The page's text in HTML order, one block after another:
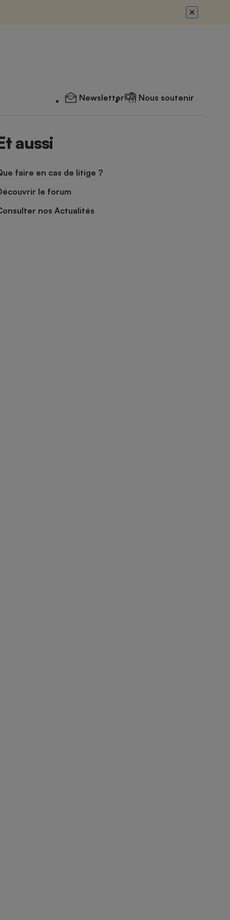
Newsletter Nous soutenir
aussi
faire en cas de litige ?
le forum
nos Actualités